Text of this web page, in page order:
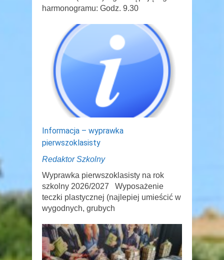
harmonogramu: Godz. 9.30
Informacja – wyprawka
pierwszoklasisty
Redaktor Szkolny
Wyprawka pierwszoklasisty na rok
szkolny 2026/2027 Wyposażenie
teczki plastycznej (najlepiej umieścić w
wygodnych, grubych